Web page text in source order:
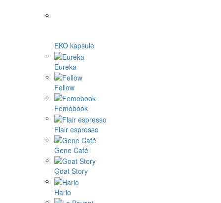
EKO kapsule
Eureka
Fellow
Femobook
Flair espresso
Gene Café
Goat Story
Hario